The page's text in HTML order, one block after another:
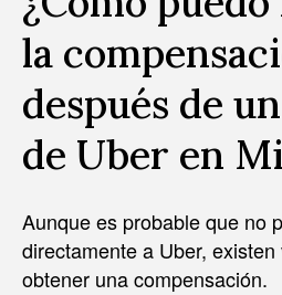
la
después de
de Uber en
Aunque es probable que no
directamente a Uber,
obtener una compensación.